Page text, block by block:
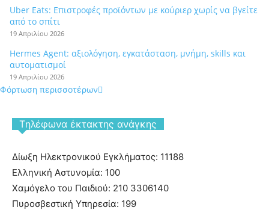
Uber Eats: Επιστροφές προϊόντων με κούριερ χωρίς να βγείτε
από το σπίτι
19 Απριλίου 2026
Hermes Agent: αξιολόγηση, εγκατάσταση, μνήμη, skills και
αυτοματισμοί
19 Απριλίου 2026
Φόρτωση περισσοτέρων
Tηλέφωνα έκτακτης ανάγκης
Δίωξη Ηλεκτρονικού Εγκλήματος: 11188
Ελληνική Αστυνομία: 100
Χαμόγελο του Παιδιού: 210 3306140
Πυροσβεστική Υπηρεσία: 199